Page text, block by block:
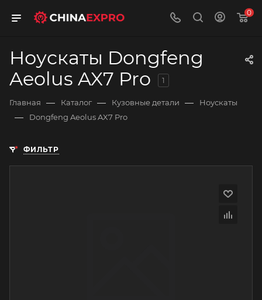
0
Ноускаты Dongfeng
Aeolus AX7 Pro
1
Главная — Каталог — Кузовные детали — Ноускаты
— Dongfeng Aeolus AX7 Pro
ФИЛЬТР